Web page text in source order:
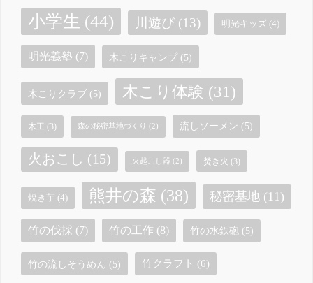
小学生 (44) 川遊び (13) 明光キッズ (4)
明光義塾 (7) 木こりキャンプ (5)
木こりクラブ (5) 木こり体験 (31)
木工 (3) 森の秘密基地づくり (2) 流しソーメン (5)
火おこし (15) 火起こし器 (2) 焚き火 (3)
焼き芋 (4) 熊井の森 (38) 秘密基地 (11)
竹の伐採 (7) 竹の工作 (8) 竹の水鉄砲 (5)
竹の流しそうめん (5) 竹クラフト (6)